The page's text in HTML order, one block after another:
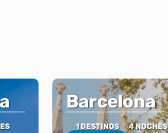
Barcelona
1 DESTINOS 4 NOCHES